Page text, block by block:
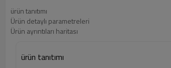
ürün tanıtımı
Ürün detaylı parametreleri
Ürün ayrıntıları haritası
ürün tanıtımı